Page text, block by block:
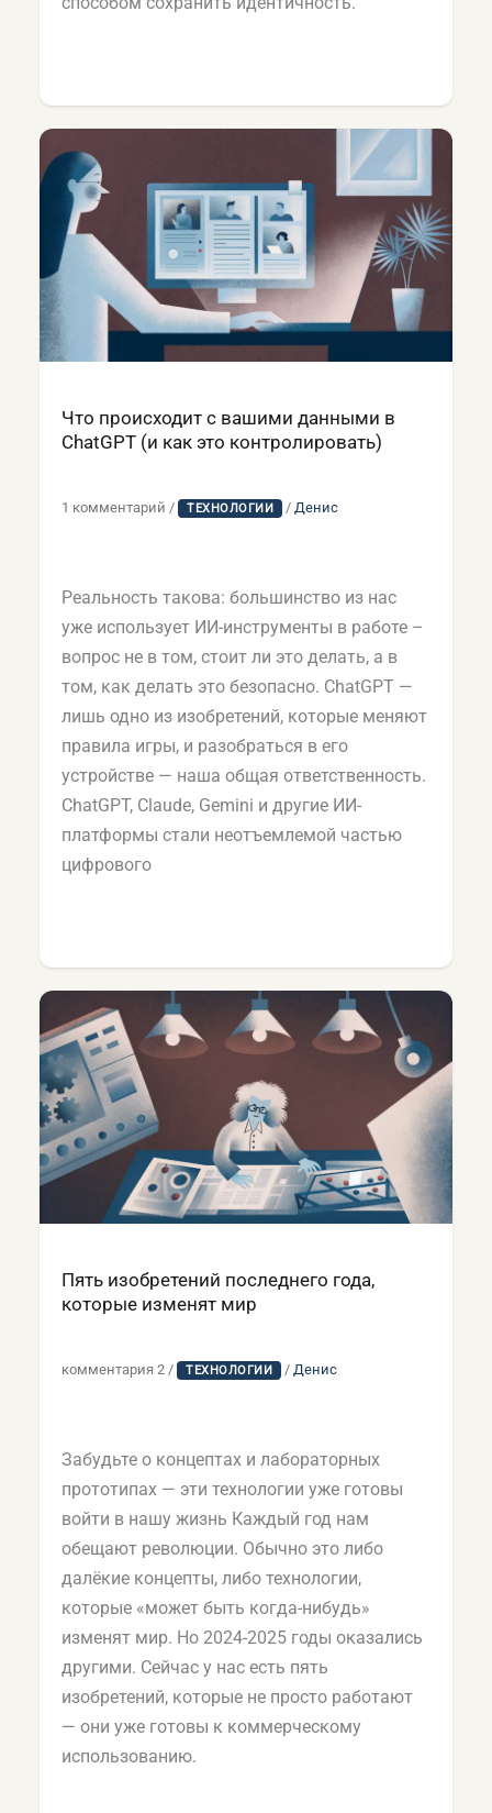
Что происходит с вашими данными в
ChatGPT (и как это контролировать)
1 комментарий / ТЕХНОЛОГИИ / Денис
Реальность такова: большинство из нас
уже использует ИИ-инструменты в работе –
вопрос не в том, стоит ли это делать, а в
том, как делать это безопасно. ChatGPT —
лишь одно из изобретений, которые меняют
правила игры, и разобраться в его
устройстве — наша общая ответственность.
ChatGPT, Claude, Gemini и другие ИИ-
платформы стали неотъемлемой частью
цифрового
Пять изобретений последнего года,
которые изменят мир
комментария 2 / ТЕХНОЛОГИИ / Денис
Забудьте о концептах и лабораторных
прототипах — эти технологии уже готовы
войти в нашу жизнь Каждый год нам
обещают революции. Обычно это либо
далёкие концепты, либо технологии,
которые «может быть когда-нибудь»
изменят мир. Но 2024-2025 годы оказались
другими. Сейчас у нас есть пять
изобретений, которые не просто работают
— они уже готовы к коммерческому
использованию.